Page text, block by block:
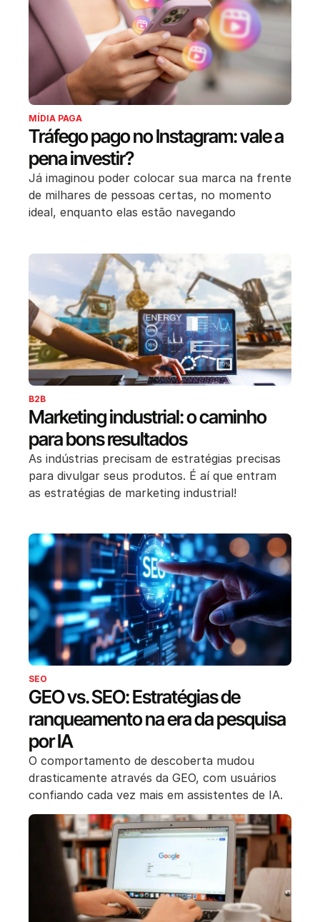
MÍDIA PAGA
Tráfego pago no Instagram: vale a
pena investir?
Já imaginou poder colocar sua marca na frente
de milhares de pessoas certas, no momento
ideal, enquanto elas estão navegando
B2B
Marketing industrial: o caminho
para bons resultados
As indústrias precisam de estratégias precisas
para divulgar seus produtos. É aí que entram
as estratégias de marketing industrial!
SEO
GEO vs. SEO: Estratégias de
ranqueamento na era da pesquisa
por IA
O comportamento de descoberta mudou
drasticamente através da GEO, com usuários
confiando cada vez mais em assistentes de IA.